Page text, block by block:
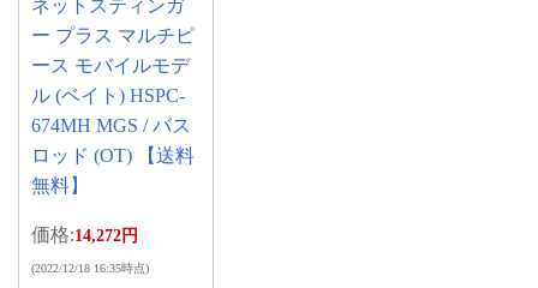
ネットスティンガ
ー プラス マルチピ
ース モバイルモデ
ル (ベイト) HSPC-
674MH MGS / バス
ロッド (OT) 【送料
無料】
価格:14,272円
(2022/12/18 16:35時点)